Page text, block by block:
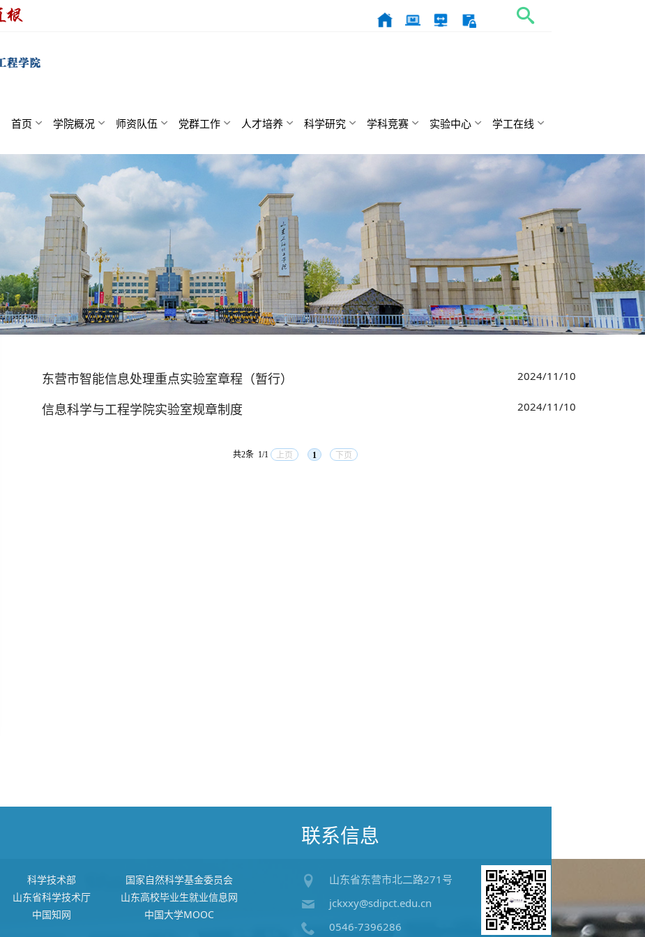
首页 学院概况 师资队伍 党群工作 人才培养 科学研究 学科竞赛 实验中心 学工在线
东营市智能信息处理重点实验室章程（暂行） 2024/11/10
信息科学与工程学院实验室规章制度 2024/11/10
共2条 1/1 上页 1 下页
科学技术部
国家自然科学基金委员会
山东省科学技术厅
山东高校毕业生就业信息网
中国知网 中国大学MOOC
联系信息
山东省东营市北二路271号
jckxxy@sdipct.edu.cn
0546-7396286